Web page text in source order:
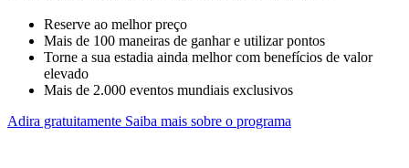
Reserve ao melhor preço
Mais de 100 maneiras de ganhar e utilizar pontos
Torne a sua estadia ainda melhor com benefícios de valor
elevado
Mais de 2.000 eventos mundiais exclusivos
Adira gratuitamente Saiba mais sobre o programa